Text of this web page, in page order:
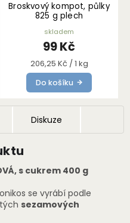
Broskvový kompot, půlky
825 g plech
skladem
99 Kč
Měrná
cena:
206,25 Kč / 1 kg
Do košíku
Diskuze
s cukrem 400 g
se vyrábí podle
sezamových